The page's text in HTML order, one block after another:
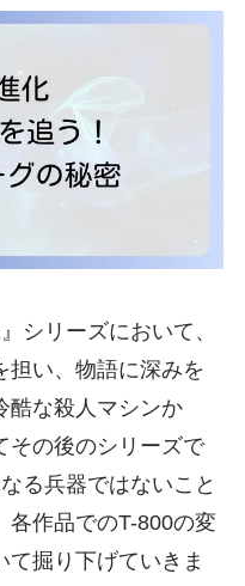
シリーズにおいて、
担い、物語に深みを
酷な殺人マシンか
その後のシリーズで
る兵器ではないこと
各作品でのT-800の変
掘り下げていきま